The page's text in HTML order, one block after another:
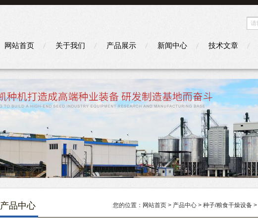
网站首页 关于我们 产品展示 新闻中心 技术文章
产品中心 您的位置： 网站首页 > 产品中心 > 种子/粮食干燥设备 >